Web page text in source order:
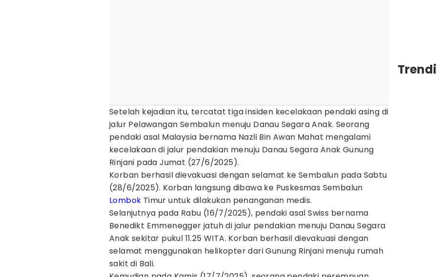
Setelah kejadian itu, tercatat tiga insiden kecelakaan pendaki asing di
jalur Pelawangan Sembalun menuju Danau Segara Anak. Seorang
pendaki asal Malaysia bernama Nazli Bin Awan Mahat mengalami
kecelakaan di jalur pendakian menuju Danau Segara Anak Gunung
Rinjani pada Jumat (27/6/2025).
Korban berhasil dievakuasi dengan selamat ke Sembalun pada Sabtu
(28/6/2025). Korban langsung dibawa ke Puskesmas Sembalun
Lombok Timur untuk dilakukan penanganan medis.
Selanjutnya pada Rabu (16/7/2025), pendaki asal Swiss bernama
Benedikt Emmenegger jatuh di jalur pendakian menuju Danau Segara
Anak sekitar pukul 11.25 WITA. Korban berhasil dievakuasi dengan
selamat menggunakan helikopter dari Gunung Rinjani menuju rumah
sakit di Bali.